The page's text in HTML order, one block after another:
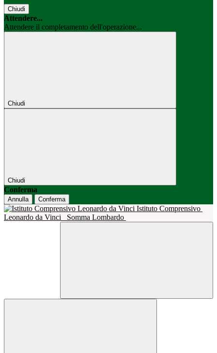
Chiudi
Attendere...
Attendere il completamento dell'operazione...
Chiudi
Chiudi
Conferma
Annulla Conferma
Istituto Comprensivo
Leonardo da Vinci
Somma Lombardo